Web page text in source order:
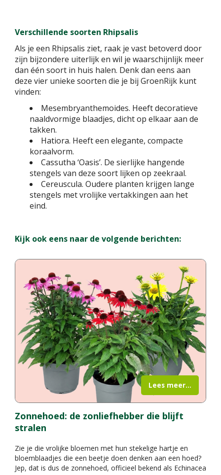
Verschillende soorten Rhipsalis
Als je een Rhipsalis ziet, raak je vast betoverd door
zijn bijzondere uiterlijk en wil je waarschijnlijk meer
dan één soort in huis halen. Denk dan eens aan
deze vier unieke soorten die je bij GroenRijk kunt
vinden:
Mesembryanthemoides. Heeft decoratieve
naaldvormige blaadjes, dicht op elkaar aan de
takken.
Hatiora. Heeft een elegante, compacte
koraalvorm.
Cassutha ‘Oasis’. De sierlijke hangende
stengels van deze soort lijken op zeekraal.
Cereuscula. Oudere planten krijgen lange
stengels met vrolijke vertakkingen aan het
eind.
Kijk ook eens naar de volgende berichten:
Zonnehoed: de zonliefhebber die blijft
stralen
Zie je die vrolijke bloemen met hun stekelige hartje en
bloemblaadjes die een beetje doen denken aan een hoed?
Jep, dat is dus de zonnehoed, officieel bekend als Echinacea
Lees meer...